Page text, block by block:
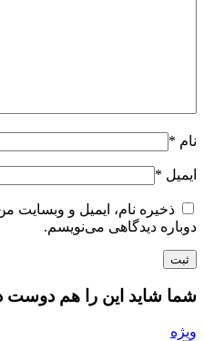
نام *
ایمیل *
ذخیره نام، ایمیل و وبسایت
دوباره دیدگاهی می‌نویسم.
شما شاید این را هم دوست
ویژه